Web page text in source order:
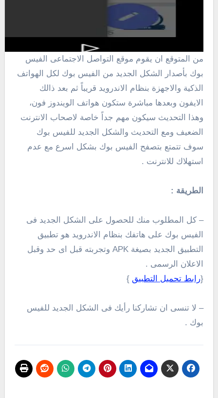
من المتوقع ان يقوم موقع التواصل الاجتماعى الفيس
بوك بأصدار الشكل الجديد من الفيس بوك لكل الهواتف
الذكية والاجهزة بنظام الاندرويد قريباً ثم بعد ذالك
الايفون وبعدها مباشرة ستكون هواتف الويندوز فون،
وهذا التحديث سيكون مهم جداً خاصة لاصحاب الانترنت
الضعيف ومع التحديث والشكل الجديد للفيس بوك
سوف تتمتع بتصفح الفيس بوك بشكل اسرع مع عدم
استهلاك للانترنت .
الطريقة :
– كل المطلوب منك للحصول على الشكل الجديد فى
الفيس بوك على هاتفك بنظام الاندرويد هو تطبيق
التطبيق الجديد بصيغة APK وتجربته قبل اى حد وقبل
الاعلان الرسمى .
{رابط تحميل التطبيق }
– لا تنسى ان تشاركنا رأيك فى الشكل الجديد للفيس
بوك .